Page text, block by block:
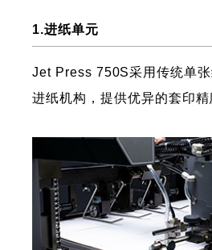
1.进纸单元
Jet Press 750S采用传统单
进纸机构，提供优异的套印精